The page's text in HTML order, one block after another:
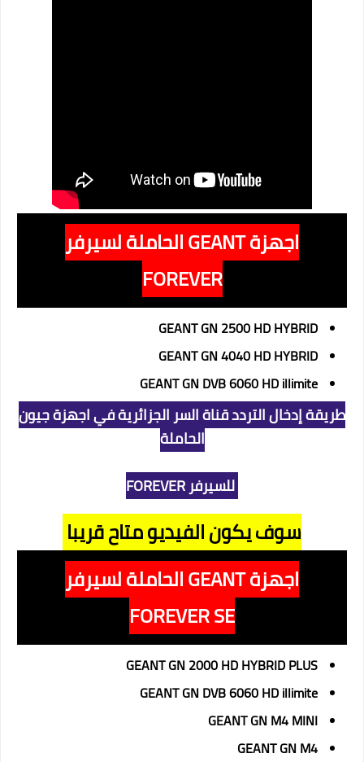
اجهزة GEANT الحاملة لسيرفر
FOREVER
GEANT GN 2500 HD HYBRID
GEANT GN 4040 HD HYBRID
GEANT GN DVB 6060 HD illimite
طريقة إدخال التردد قناة السر الجزائرية في اجهزة جيون
الحاملة
للسيرفر FOREVER
سوف يكون الفيديو متاح قريبا
اجهزة GEANT الحاملة لسيرفر
FOREVER SE
GEANT GN 2000 HD HYBRID PLUS
GEANT GN DVB 6060 HD illimite
GEANT GN M4 MINI
GEANT GN M4